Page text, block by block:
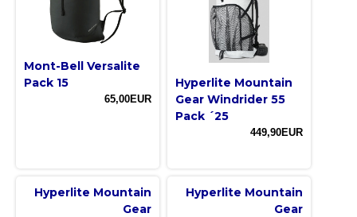
Mont-Bell Versalite
Pack 15
65,00EUR
Hyperlite Mountain
Gear Windrider 55
Pack ´25
449,90EUR
Hyperlite Mountain
Gear
Hyperlite Mountain
Gear